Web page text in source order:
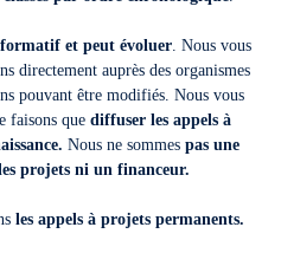
et peut évoluer. Nous vous
directement auprès des organismes
pouvant être modifiés. Nous vous
faisons quediffuser les appels à
Nous ne sommes pas une
projets ni un financeur.
les appels à projets permanents.